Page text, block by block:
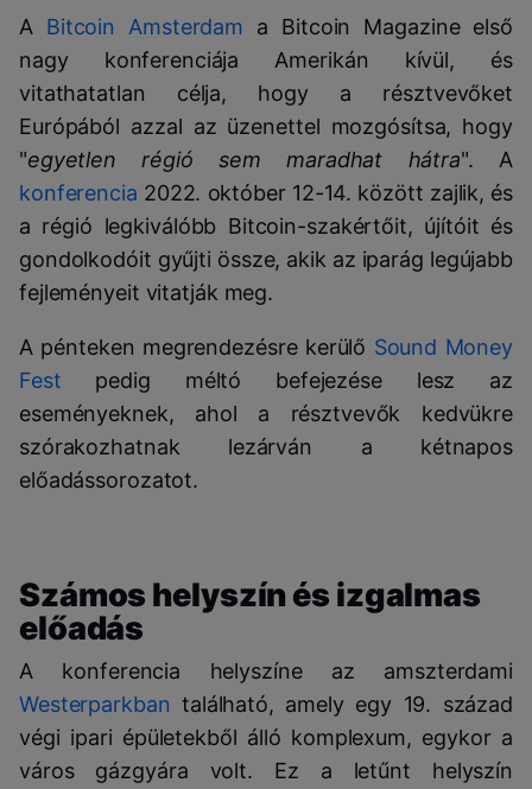
A Bitcoin Amsterdam a Bitcoin Magazine első
nagy konferenciája Amerikán kívül, és
vitathatatlan célja, hogy a résztvevőket
Európából azzal az üzenettel mozgósítsa, hogy
"egyetlen régió sem maradhat hátra". A
konferencia 2022. október 12-14. között zajlik, és
a régió legkiválóbb Bitcoin-szakértőit, újítóit és
gondolkodóit gyűjti össze, akik az iparág legújabb
fejleményeit vitatják meg.
A pénteken megrendezésre kerülő Sound Money
Fest pedig méltó befejezése lesz az
eseményeknek, ahol a résztvevők kedvükre
szórakozhatnak lezárván a kétnapos
előadássorozatot.
Számos helyszín és izgalmas
előadás
A konferencia helyszíne az amszterdami
Westerparkban található, amely egy 19. század
végi ipari épületekből álló komplexum, egykor a
város gázgyára volt. Ez a letűnt helyszín